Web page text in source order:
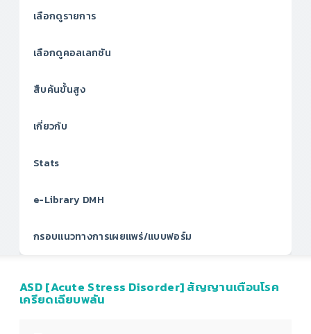
เลือกดูรายการ
เลือกดูคอลเลกชัน
สืบค้นขั้นสูง
เกี่ยวกับ
Stats
e-Library DMH
กรอบแนวทางการเผยแพร่/แบบฟอร์ม
ASD [Acute Stress Disorder] สัญญานเตือนโรค
เครียดเฉียบพลัน